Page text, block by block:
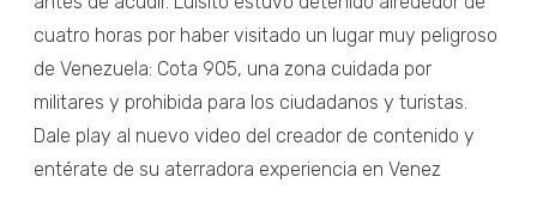
cuatro horas por haber visitado un lugar muy peligroso
de Venezuela: Cota 905, una zona cuidada por
militares y prohibida para los ciudadanos y turistas.
Dale play al nuevo video del creador de contenido y
entérate de su aterradora experiencia en Venez